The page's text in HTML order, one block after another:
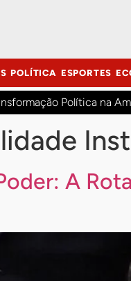
POLÍTICA ESPORTES
Política na
A